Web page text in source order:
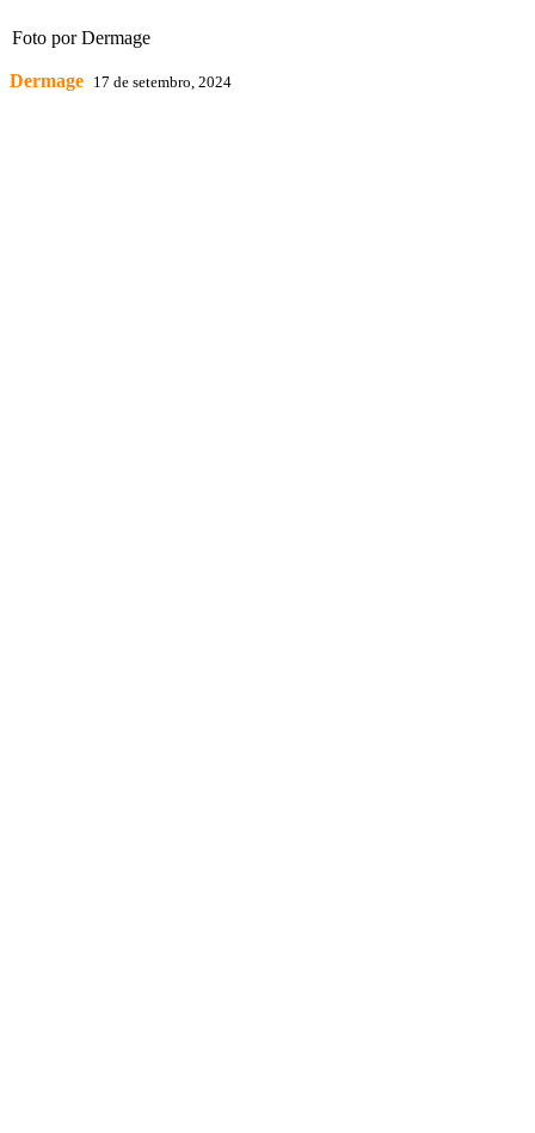
Foto por Dermage
Dermage 17 de setembro, 2024